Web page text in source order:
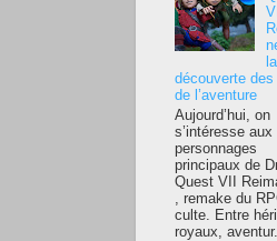
VII
la
découverte des
de l’aventure
Aujourd’hui, on
s’intéresse aux
personnages
principaux de
Quest VII
, remake du
culte. Entre
royaux,